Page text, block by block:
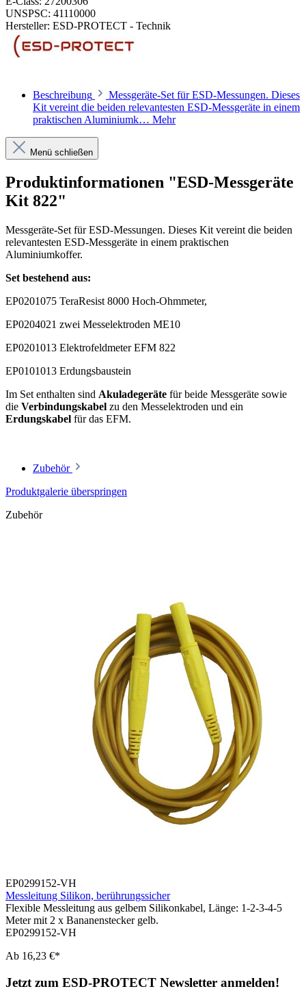
UNSPSC: 41110000
Hersteller: ESD-PROTECT - Technik
Beschreibung
Messgeräte-Set für ESD-Messungen. Dieses
Kit vereint die beiden relevantesten ESD-Messgeräte in einem
praktischen Aluminiumk… Mehr
Menü schließen
Produktinformationen "ESD-Messgeräte
Kit 822"
Messgeräte-Set für ESD-Messungen. Dieses Kit vereint die beiden
relevantesten ESD-Messgeräte in einem praktischen
Aluminiumkoffer.
Set bestehend aus:
EP0201075 TeraResist 8000 Hoch-Ohmmeter,
EP0204021 zwei Messelektroden ME10
EP0201013 Elektrofeldmeter EFM 822
EP0101013 Erdungsbaustein
Im Set enthalten sind Akuladegeräte für beide Messgeräte sowie
die Verbindungskabel zu den Messelektroden und ein
Erdungskabel für das EFM.
Zubehör
Produktgalerie überspringen
Zubehör
EP0299152-VH
Messleitung Silikon, berührungssicher
Flexible Messleitung aus gelbem Silikonkabel, Länge: 1-2-3-4-5
Meter mit 2 x Bananenstecker gelb.
EP0299152-VH
Ab 16,23 €*
Jetzt zum ESD-PROTECT Newsletter anmelden!